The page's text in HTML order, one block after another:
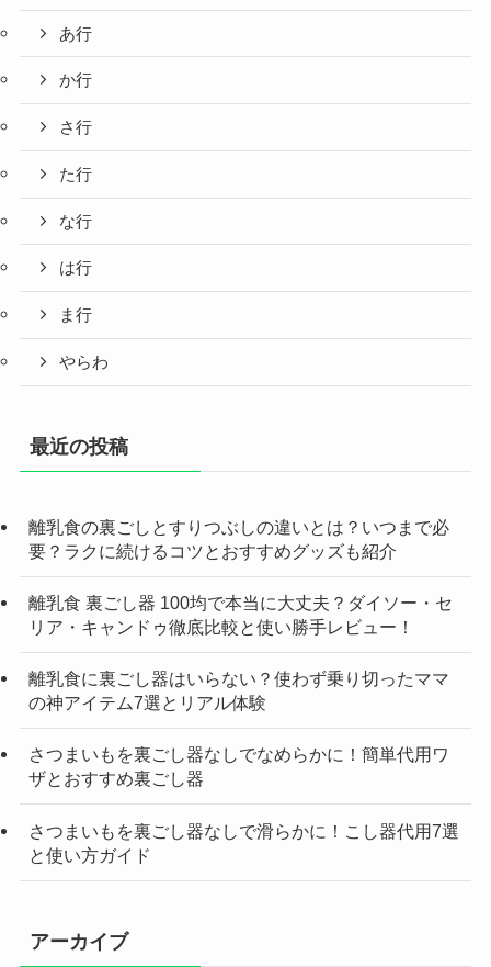
あ行
か行
さ行
た行
な行
は行
ま行
やらわ
最近の投稿
離乳食の裏ごしとすりつぶしの違いとは？いつまで必
要？ラクに続けるコツとおすすめグッズも紹介
離乳食 裏ごし器 100均で本当に大丈夫？ダイソー・セ
リア・キャンドゥ徹底比較と使い勝手レビュー！
離乳食に裏ごし器はいらない？使わず乗り切ったママ
の神アイテム7選とリアル体験
さつまいもを裏ごし器なしでなめらかに！簡単代用ワ
ザとおすすめ裏ごし器
さつまいもを裏ごし器なしで滑らかに！こし器代用7選
と使い方ガイド
アーカイブ